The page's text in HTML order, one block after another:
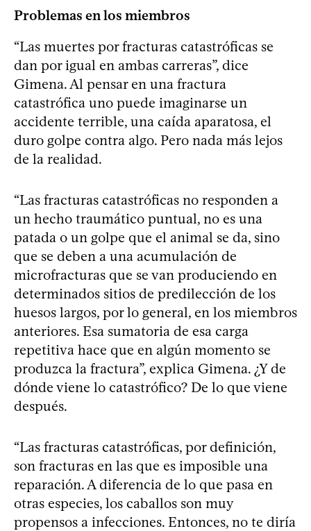
Problemas en los miembros
“Las muertes por fracturas catastróficas se
dan por igual en ambas carreras”, dice
Gimena. Al pensar en una fractura
catastrófica uno puede imaginarse un
accidente terrible, una caída aparatosa, el
duro golpe contra algo. Pero nada más lejos
de la realidad.
“Las fracturas catastróficas no responden a
un hecho traumático puntual, no es una
patada o un golpe que el animal se da, sino
que se deben a una acumulación de
microfracturas que se van produciendo en
determinados sitios de predilección de los
huesos largos, por lo general, en los miembros
anteriores. Esa sumatoria de esa carga
repetitiva hace que en algún momento se
produzca la fractura”, explica Gimena. ¿Y de
dónde viene lo catastrófico? De lo que viene
después.
“Las fracturas catastróficas, por definición,
son fracturas en las que es imposible una
reparación. A diferencia de lo que pasa en
otras especies, los caballos son muy
propensos a infecciones. Entonces, no te diría